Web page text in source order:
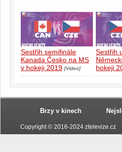
Sestřih semifinále
Kanada Česko na MS
v hokeji 2019 [Video]
Sestřih
hokeji
Brzy v kinech
Copyright © 2016-2024 ztelevize.cz